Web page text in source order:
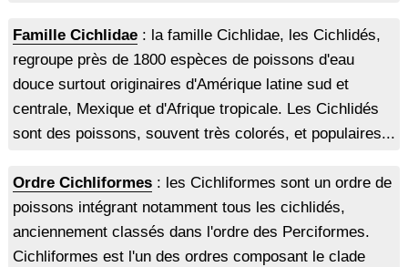
Famille Cichlidae: la famille Cichlidae, les Cichlidés,
regroupe près de 1800 espèces de poissons d'eau
douce surtout originaires d'Amérique latine sud et
centrale, Mexique et d'Afrique tropicale. Les Cichlidés
sont des poissons, souvent très colorés, et populaires...
Ordre Cichliformes: les Cichliformes sont un ordre de
poissons intégrant notamment tous les cichlidés,
anciennement classés dans l'ordre des Perciformes.
Cichliformes est l'un des ordres composant le clade